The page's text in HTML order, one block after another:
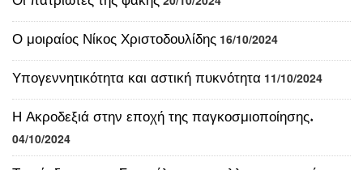
Ο μοιραίος Νίκος Χριστοδουλίδης 16/10/2024
Υπογεννητικότητα και αστική πυκνότητα 11/10/2024
Η Ακροδεξιά στην εποχή της παγκοσμιοποίησης.
04/10/2024
Το σύνδρομο της Στοκχόλμης στο ελληνοτουρκικό
σύστημα 26/09/2024